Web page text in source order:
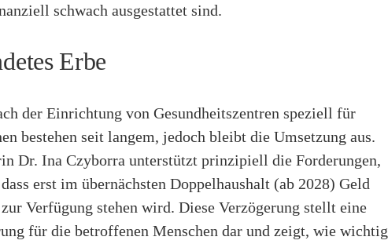
schwach ausgestattet sind.
Erbe
der Einrichtung von Gesundheitszentren speziell für
bestehen seit langem, jedoch bleibt die Umsetzung aus.
Dr. Ina Czyborra unterstützt prinzipiell die Forderungen,
erst im übernächsten Doppelhaushalt (ab 2028) Geld
Verfügung stehen wird. Diese Verzögerung stellt eine
für die betroffenen Menschen dar und zeigt, wie wichtig